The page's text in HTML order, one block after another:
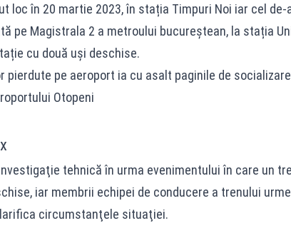
loc în 20 martie 2023, în stația Timpuri Noi iar cel de-
pe Magistrala 2 a metroului bucureștean, la stația
cu două uși deschise.
pierdute pe aeroport ia cu asalt paginile de
Otopeni
tehnică în urma evenimentului în care un
iar membrii echipei de conducere a trenului
circumstanţele situaţiei.